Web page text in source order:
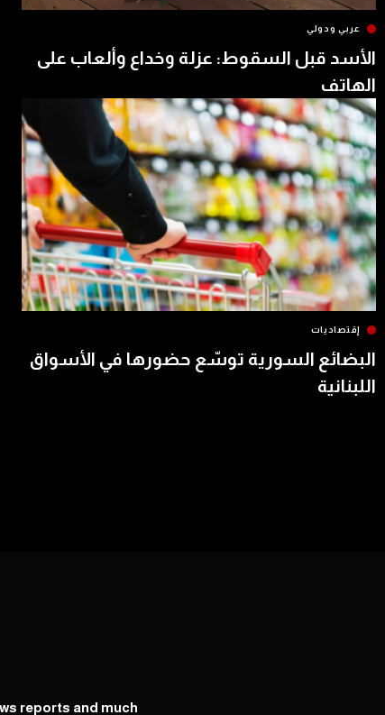
عربي ودولي
الأسد قبل السقوط: عزلة وخداع وألعاب على
الهاتف
إقتصاديات
البضائع السورية توسّع حضورها في الأسواق
اللبنانية
reports and much